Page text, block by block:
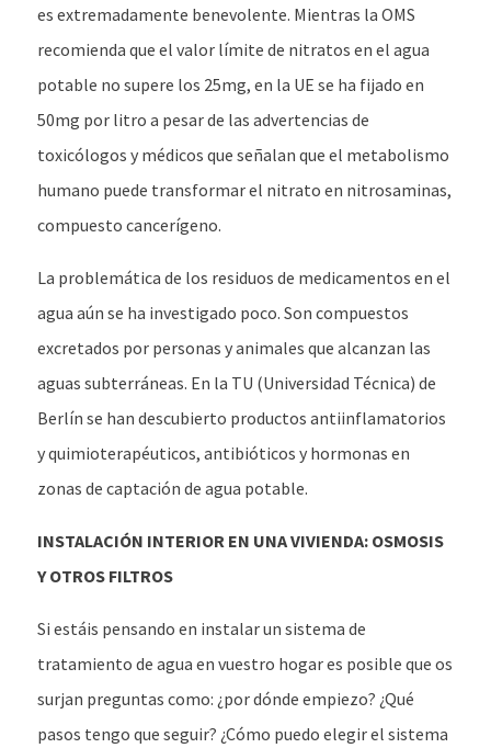
es extremadamente benevolente. Mientras la OMS
recomienda que el valor límite de nitratos en el agua
potable no supere los 25mg, en la UE se ha fijado en
50mg por litro a pesar de las advertencias de
toxicólogos y médicos que señalan que el metabolismo
humano puede transformar el nitrato en nitrosaminas,
compuesto cancerígeno.
La problemática de los residuos de medicamentos en el
agua aún se ha investigado poco. Son compuestos
excretados por personas y animales que alcanzan las
aguas subterráneas. En la TU (Universidad Técnica) de
Berlín se han descubierto productos antiinflamatorios
y quimioterapéuticos, antibióticos y hormonas en
zonas de captación de agua potable.
INSTALACIÓN INTERIOR EN UNA VIVIENDA: OSMOSIS
Y OTROS FILTROS
Si estáis pensando en instalar un sistema de
tratamiento de agua en vuestro hogar es posible que os
surjan preguntas como: ¿por dónde empiezo? ¿Qué
pasos tengo que seguir? ¿Cómo puedo elegir el sistema